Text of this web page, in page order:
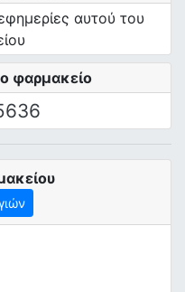
φαρμακείο
αυτού του